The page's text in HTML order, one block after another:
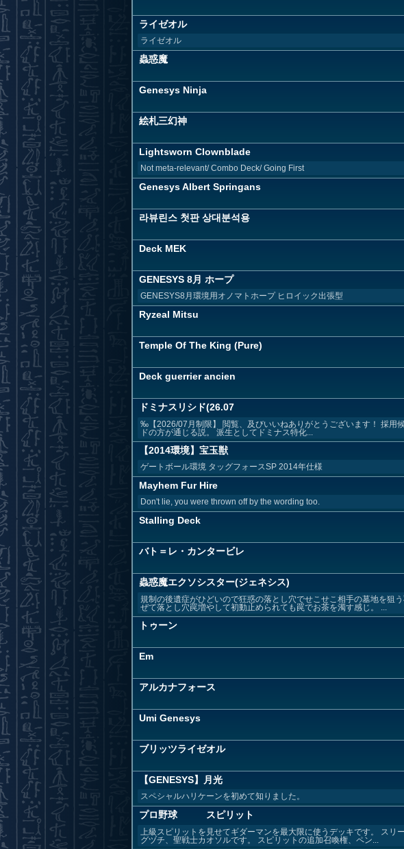
ライゼオル
ライゼオル
蟲惑魔
Genesys Ninja
絵札三幻神
Lightsworn Clownblade
Not meta-relevant/ Combo Deck/ Going First
Genesys Albert Springans
라뷰린스 첫판 상대분석용
Deck MEK
GENESYS 8月 ホープ
GENESYS8月環境用オノマトホープ ヒロイック出張型
Ryzeal Mitsu
Temple Of The King (Pure)
Deck guerrier ancien
ドミナスリシド(26.07
‰【2026/07月制限】 閲覧、及びいいねありがとうございます！ 採用
ドの方が通じる説。 派生としてドミナス特化...
【2014環境】宝玉獣
ゲートボール環境 タッグフォースSP 2014年仕様
Mayhem Fur Hire
Don't lie, you were thrown off by the wording too.
Stalling Deck
バト＝レ・カンタービレ
蟲惑魔エクソシスター(ジェネシス)
規制の後遺症がひどいので狂惑の落とし穴でせこせこ相手の墓地を狙
ぜて落とし穴罠増やして初動止められても罠でお茶を濁す感じ。 ...
トゥーン
Em
アルカナフォース
Umi Genesys
ブリッツライゼオル
【GENESYS】月光
スペシャルハリケーンを初めて知りました。
プロ野球 スピリット
上級スピリットを見せてギダーマンを最大限に使うデッキです。 ス
グヅチ、聖戦士カオソルです。 スピリットの追加召喚権、ペン...